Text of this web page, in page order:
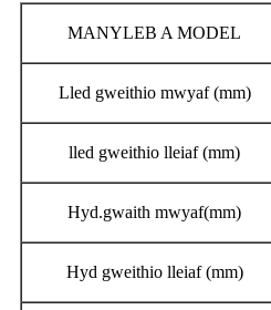
MANYLEB A MODEL
Lled gweithio mwyaf (mm)
lled gweithio lleiaf (mm)
Hyd.gwaith mwyaf(mm)
Hyd gweithio lleiaf (mm)